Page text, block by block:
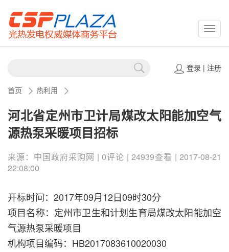
登录| 注册
首页 热利用
河北省定州市卫计局煤改太阳能加空气
源热泵采暖项目招标
来源：中国政府采购网 | 0评论 | 24939查看 | 2017-08-21
22:08:00
开标时间：2017年09月12日09时30分
项目名称：定州市卫生和计划生育局煤改太阳能加空
气源热泵采暖项目
机构项目编码：HB2017083610020030